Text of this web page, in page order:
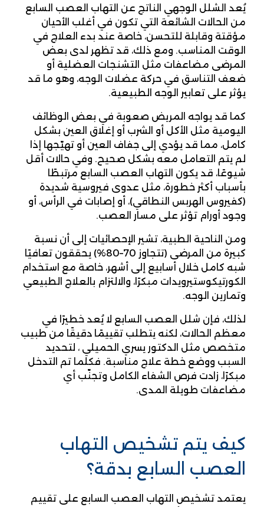
يُعد الشلل الوجهي الناتج عن التهاب العصب السابع
من الحالات الشائعة التي تكون في أغلب الأحيان
مؤقتة وقابلة للتحسن، خاصة عند بدء العلاج في
الوقت المناسب. ومع ذلك، قد تظهر لدى بعض
المرضى مضاعفات مثل التشنجات العضلية أو
ضعف التناسق في حركة عضلات الوجه، وهو ما قد
يؤثر على تعابير الوجه الطبيعية.
كما قد يواجه المريض صعوبة في بعض الوظائف
اليومية مثل الأكل أو الشرب أو إغلاق العين بشكل
كامل، مما قد يؤدي إلى جفاف العين أو تهيّجها إذا
لم يتم التعامل معه بشكل صحيح. وفي حالات أقل
شيوعًا، قد يكون التهاب العصب السابع مرتبطًا
بأسباب أكثر خطورة، مثل عدوى فيروسية شديدة
(كفيروس الهربس النطاقي)، أو إصابات في الرأس، أو
وجود أورام تؤثر على مسار العصب.
ومن الناحية الطبية، تشير الإحصائيات إلى أن نسبة
كبيرة من المرضى (تتجاوز 70–80%) يحققون تعافيًا
شبه كامل خلال أسابيع إلى أشهر، خاصة مع استخدام
الكورتيكوستيرويدات مبكرًا، والالتزام بالعلاج الطبيعي
وتمارين الوجه.
لذلك، فإن شلل العصب السابع لا يُعد خطيرًا في
معظم الحالات، لكنه يتطلب تقييمًا دقيقًا من طبيب
متخصص مثل الدكتور يسري الحميلي ، لتحديد
السبب ووضع خطة علاج مناسبة. فكلما تم التدخل
مبكرًا، زادت فرص الشفاء الكامل وتجنّب أي
مضاعفات طويلة المدى.
كيف يتم تشخيص التهاب
العصب السابع بدقة؟
يعتمد تشخيص التهاب العصب السابع على تقييم